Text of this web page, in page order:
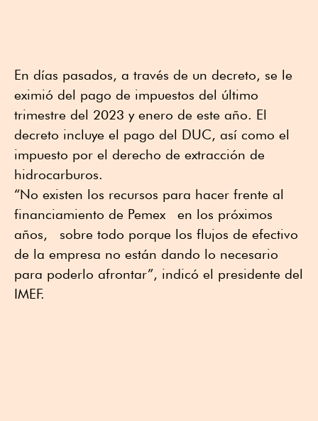
En días pasados, a través de un decreto, se le
eximió del pago de impuestos del último
trimestre del 2023 y enero de este año. El
decreto incluye el pago del DUC, así como el
impuesto por el derecho de extracción de
hidrocarburos.
“No existen los recursos para hacer frente al
financiamiento de Pemex en los próximos
años, sobre todo porque los flujos de efectivo
de la empresa no están dando lo necesario
para poderlo afrontar”, indicó el presidente del
IMEF.